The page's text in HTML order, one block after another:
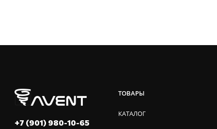
+7 (901) 980-10-65
ТОВАРЫ
КАТАЛОГ